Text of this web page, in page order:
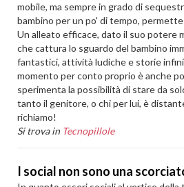
mobile, ma sempre in grado di
bambino per un po' di tempo,
Un alleato efficace, dato il suo potere
che cattura lo sguardo del bambino
fantastici, attività ludiche e storie
momento per conto proprio è anche
sperimenta la possibilità di stare da
tanto il genitore, o chi per lui, è
richiamo!
Si trova in Tecnopillole
I social non sono una